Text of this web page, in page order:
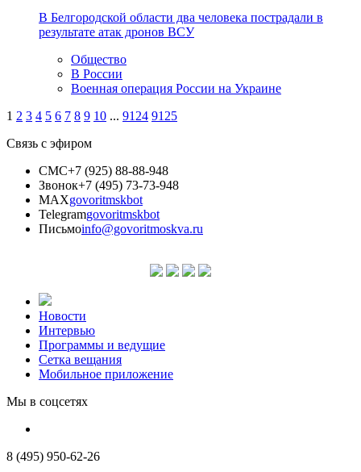
В Белгородской области два человека пострадали в
результате атак дронов ВСУ
Общество
В России
Военная операция России на Украине
1 2 3 4 5 6 7 8 9 10 ... 9124 9125
Связь с эфиром
СМС+7 (925) 88-88-948
Звонок+7 (495) 73-73-948
MAXgovoritmskbot
Telegramgovoritmskbot
Письмоinfo@govoritmoskva.ru
Новости
Интервью
Программы и ведущие
Сетка вещания
Мобильное приложение
Мы в соцсетях
8 (495) 950-62-26